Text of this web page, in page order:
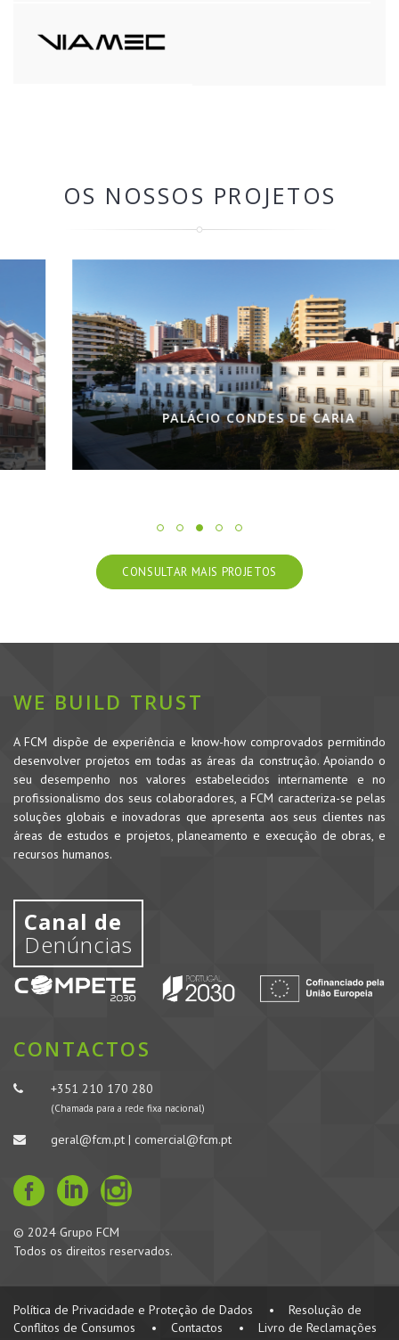
OS NOSSOS PROJETOS
PALÁCIO CONDES DE CARIA
CONSULTAR MAIS PROJETOS
WE BUILD TRUST
A FCM dispõe de experiência e know-how comprovados permitindo
desenvolver projetos em todas as áreas da construção. Apoiando o
seu desempenho nos valores estabelecidos internamente e no
profissionalismo dos seus colaboradores, a FCM caracteriza-se pelas
soluções globais e inovadoras que apresenta aos seus clientes nas
áreas de estudos e projetos, planeamento e execução de obras, e
recursos humanos.
Canal de
Denúncias
CONTACTOS
+351 210 170 280
(Chamada para a rede fixa nacional)
geral@fcm.pt | comercial@fcm.pt
© 2024 Grupo FCM
Todos os direitos reservados.
Política de Privacidade e Proteção de Dados •
Resolução de
Conflitos de Consumos
• Contactos • Livro de Reclamações